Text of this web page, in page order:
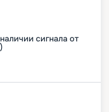
сигнала от